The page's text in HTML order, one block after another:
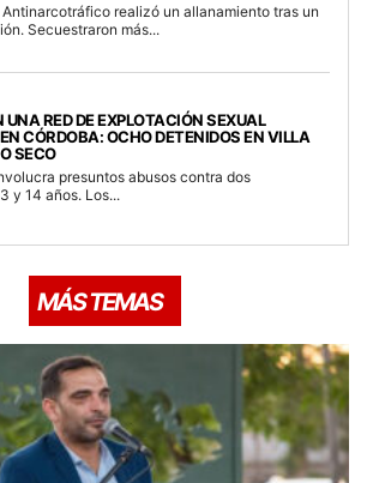
realizó un allanamiento tras un
Secuestraron más...
RED DE EXPLOTACIÓN SEXUAL
CÓRDOBA: OCHO DETENIDOS EN VILLA
SECO
presuntos abusos contra dos
y 14 años. Los...
MÁS TEMAS